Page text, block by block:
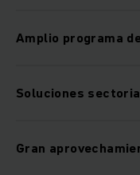
Amplio programa
Soluciones
Gran